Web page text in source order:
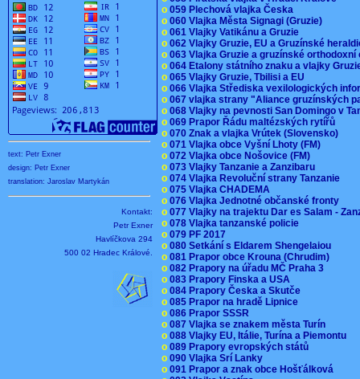
text: Petr Exner
design: Petr Exner
translation: Jaroslav Martykán
Kontakt:
Petr Exner
Havlíčkova 294
500 02 Hradec Králové.
o 059 Plechová vlajka Česka
o 060 Vlajka Města Signagi (Gruzie)
o 061 Vlajky Vatikánu a Gruzie
o 062 Vlajky Gruzie, EU a Gruzínské
o 063 Vlajka Gruzie a gruzínské
o 064 Etalony státního znaku a vlajky
o 065 Vlajky Gruzie, Tbilisi a EU
o 066 Vlajka Střediska vexilologických
o 067 vlajka strany "Aliance gruzínských
o 068 Vlajky na pevnosti San Domingo v
o 069 Prapor Řádu maltézských rytířů
o 070 Znak a vlajka Vrútek (Slovensko)
o 071 Vlajka obce Vyšní Lhoty (FM)
o 072 Vlajka obce Nošovice (FM)
o 073 Vlajky Tanzanie a Zanzibaru
o 074 Vlajka Revoluční strany Tanzanie
o 075 Vlajka CHADEMA
o 076 Vlajka Jednotné občanské fronty
o 077 Vlajky na trajektu Dar es Salam -
o 078 Vlajka tanzanské policie
o 079 PF 2017
o 080 Setkání s Eldarem Shengelaiou
o 081 Prapor obce Krouna (Chrudim)
o 082 Prapory na úřadu MČ Praha 3
o 083 Prapory Finska a USA
o 084 Prapory Česka a Skutče
o 085 Prapor na hradě Lipnice
o 086 Prapor SSSR
o 087 Vlajka se znakem města Turín
o 088 Vlajky EU, Itálie, Turína a Piemontu
o 089 Prapory evropských států
o 090 Vlajka Srí Lanky
o 091 Prapor a znak obce Hošťálková